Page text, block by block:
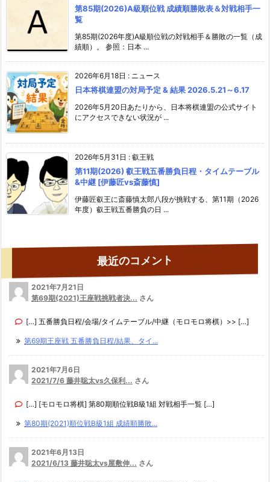
第85期(2026)A級順位戦 成績順勝敗表＆対戦相手一
覧
第85期(2026年度)A級順位戦の対戦相手＆勝敗の一覧（成
績順）。 参照：日本 ...
2026年6月18日 : ニュース
日本将棋連盟の対局予定 & 結果 2026.5.21～6.17
2026年5月20日あたりから、日本将棋連盟の公式サイト
にアクセスできない状況が ...
2026年5月31日 : 叡王戦
第11期(2026) 叡王戦五番勝負日程・タイムテーブル
&中継 [伊藤匠vs斎藤慎]
伊藤匠叡王に斎藤慎太郎八段が挑戦する、第11期（2026
年度）叡王戦五番勝負の日 ...
最近のコメント
2021年7月21日
第69期(2021)王座戦挑戦者決... さん
[…] 五番勝負日程/会場/タイムテーブル/中継（モロモロ将棋）>> […]
第69期王座戦 五番勝負日程/結果、タイ...
2021年7月6日
2021/7/6 藤井聡太vs久保利... さん
[…] [モロモロ将棋] 第80期順位戦B級1組 対戦相手一覧 […]
第80期(2021)順位戦B級1組 成績順勝敗...
2021年6月13日
2021/6/13 藤井聡太vs屋敷伸... さん